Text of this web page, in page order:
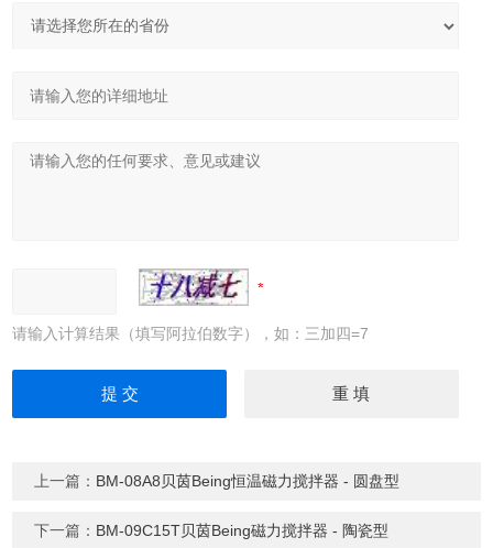
请输入计算结果（填写阿拉伯数字），如：三加四=7
上一篇： BM-08A8贝茵Being恒温磁力搅拌器 - 圆盘型
下一篇： BM-09C15T贝茵Being磁力搅拌器 - 陶瓷型